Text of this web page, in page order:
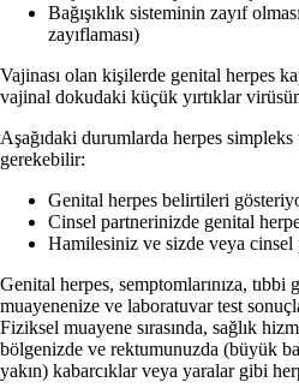
Bağışıklık sisteminin zayıf
zayıflaması)
Vajinası olan kişilerde genital herpes
vajinal dokudaki küçük yırtıklar
Aşağıdaki durumlarda herpes simpleks
gerekebilir:
Genital herpes belirtileri
Cinsel partnerinizde genital
Hamilesiniz ve sizde veya cinsel
Genital herpes, semptomlarınıza,
muayenenize ve laboratuvar test
Fiziksel muayene sırasında, sağlık
bölgenizde ve rektumunuzda (büyük
yakın) kabarcıklar veya yaralar gibi